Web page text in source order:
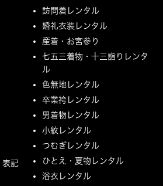
表記
訪問着レンタル
婚礼衣装レンタル
産着・お宮参り
七五三着物・十三詣りレンタ
ル
色無地レンタル
卒業袴レンタル
男着物レンタル
小紋レンタル
つむぎレンタル
ひとえ・夏物レンタル
浴衣レンタル